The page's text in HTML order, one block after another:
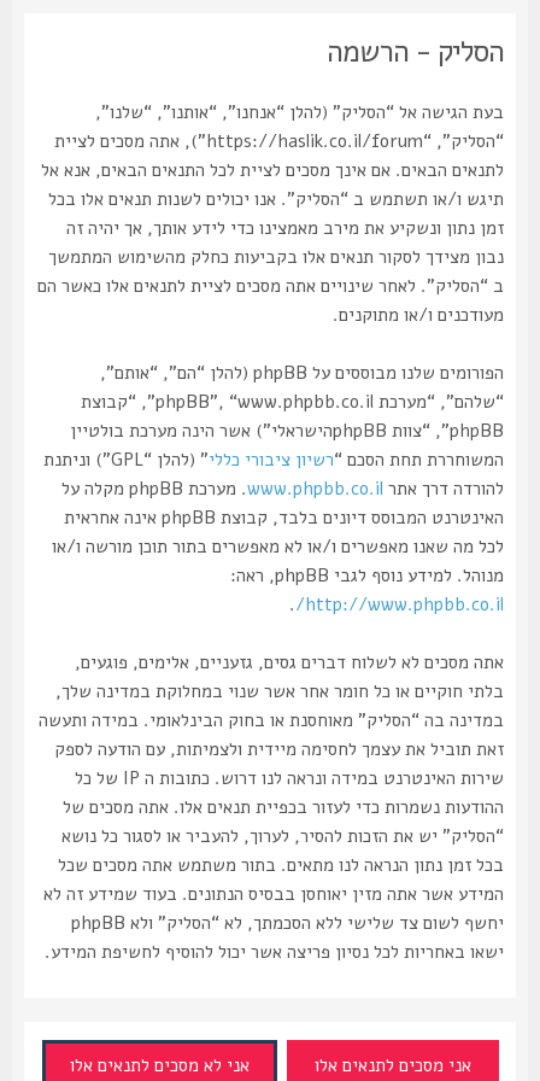
הסליק - הרשמה
בעת הגישה אל “הסליק” (להלן “אנחנו”, “אותנו”, “שלנו”,
“הסליק”, “https://haslik.co.il/forum”), אתה מסכים לציית
לתנאים הבאים. אם אינך מסכים לציית לכל התנאים הבאים, אנא אל
תיגש ו/או תשתמש ב “הסליק”. אנו יכולים לשנות תנאים אלו בכל
זמן נתון ונשקיע את מירב מאמצינו כדי לידע אותך, אך יהיה זה
נבון מצידך לסקור תנאים אלו בקביעות כחלק מהשימוש המתמשך
ב “הסליק”. לאחר שינויים אתה מסכים לציית לתנאים אלו כאשר הם
מעודכנים ו/או מתוקנים.
הפורומים שלנו מבוססים על phpBB (להלן “הם”, “אותם”,
“שלהם”, “מערכת phpBB”, “www.phpbb.co.il”, “קבוצת
phpBB”, “צוות phpBBהישראלי”) אשר הינה מערכת בולטיין
המשוחררת תחת הסכם “רשיון ציבורי כללי
” (להלן “GPL”) וניתנת
להורדה דרך אתר www.phpbb.co.il
. מערכת phpBB מקלה על
האינטרנט המבוסס דיונים בלבד, קבוצת phpBB אינה אחראית
לכל מה שאנו מאפשרים ו/או לא מאפשרים בתור תוכן מורשה ו/או
מנוהל. למידע נוסף לגבי phpBB, ראה:
http://www.phpbb.co.il/
.
אתה מסכים לא לשלוח דברים גסים, גזעניים, אלימים, פוגעים,
בלתי חוקיים או כל חומר אחר אשר שנוי במחלוקת במדינה שלך,
במדינה בה “הסליק” מאוחסנת או בחוק הבינלאומי. במידה ותעשה
זאת תוביל את עצמך לחסימה מיידית ולצמיתות, עם הודעה לספק
שירות האינטרנט במידה ונראה לנו דרוש. כתובות ה IP של כל
ההודעות נשמרות כדי לעזור בכפיית תנאים אלו. אתה מסכים של
“הסליק” יש את הזכות להסיר, לערוך, להעביר או לסגור כל נושא
בכל זמן נתון הנראה לנו מתאים. בתור משתמש אתה מסכים שכל
המידע אשר אתה מזין יאוחסן בבסיס הנתונים. בעוד שמידע זה לא
יחשף לשום צד שלישי ללא הסכמתך, לא “הסליק” ולא phpBB
ישאו באחריות לכל נסיון פריצה אשר יכול להוסיף לחשיפת המידע.